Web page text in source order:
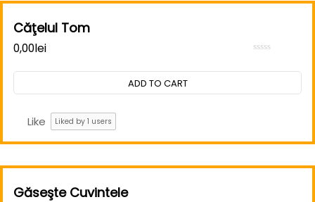
Căţelul Tom
5
0,00lei
ADD TO CART
Like Liked by 1 users
Găseşte Cuvintele